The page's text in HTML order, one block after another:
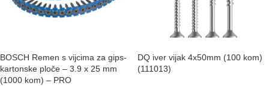
BOSCH Remen s vijcima za gips-
kartonske ploče – 3.9 x 25 mm
(1000 kom) – PRO
DQ iver vijak 4x50mm (100 kom)
(111013)